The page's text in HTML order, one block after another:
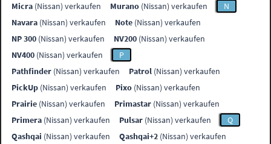
Micra (Nissan) verkaufen Murano (Nissan) verkaufen
N
Navara (Nissan) verkaufen Note (Nissan) verkaufen
NP 300 (Nissan) verkaufen NV200 (Nissan) verkaufen
NV400 (Nissan) verkaufen
P
Pathfinder (Nissan) verkaufen Patrol (Nissan) verkaufen
PickUp (Nissan) verkaufen Pixo (Nissan) verkaufen
Prairie (Nissan) verkaufen Primastar (Nissan) verkaufen
Primera (Nissan) verkaufen Pulsar (Nissan) verkaufen
Q
Qashqai (Nissan) verkaufen Qashqai+2 (Nissan) verkaufen